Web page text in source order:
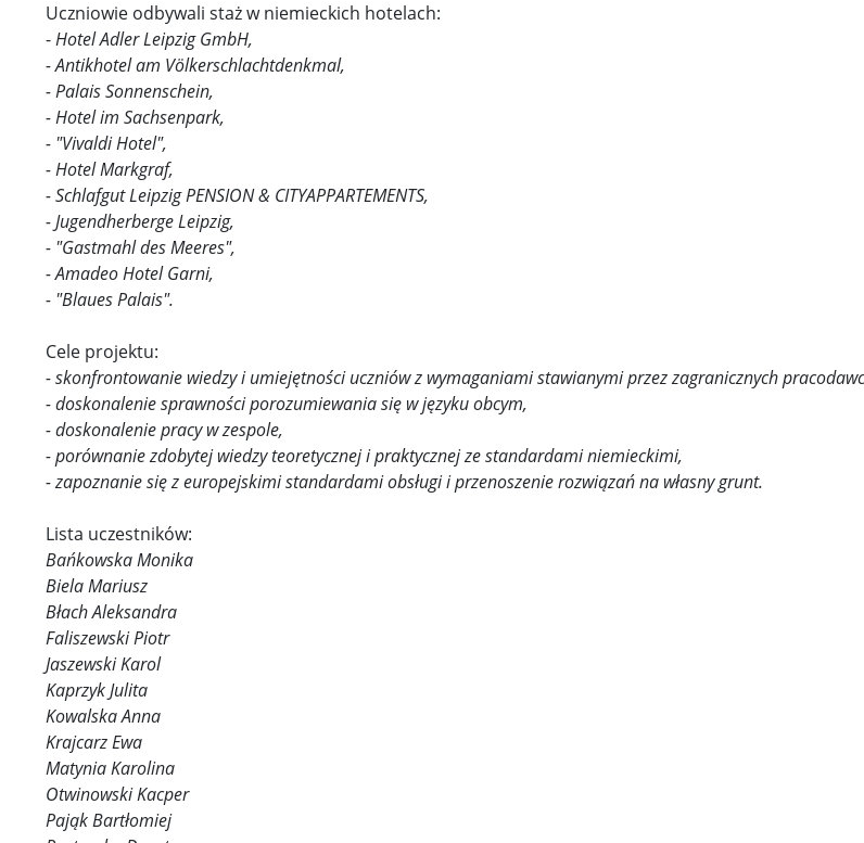
Uczniowie odbywali staż w niemieckich hotelach:
-Hotel Adler Leipzig GmbH,
- Antikhotel am Völkerschlachtdenkmal,
- Palais Sonnenschein,
- Hotel im Sachsenpark,
- "Vivaldi Hotel",
- Hotel Markgraf,
- Schlafgut Leipzig PENSION & CITYAPPARTEMENTS,
- Jugendherberge Leipzig,
- "Gastmahl des Meeres",
- Amadeo Hotel Garni,
- "Blaues Palais".
Cele projektu:
- skonfrontowanie wiedzy i umiejętności uczniów z wymaganiami stawianymi przez zagranicznych
- doskonalenie sprawności porozumiewania się w języku obcym,
- doskonalenie pracy w zespole,
- porównanie zdobytej wiedzy teoretycznej i praktycznej ze standardami niemieckimi,
- zapoznanie się z europejskimi standardami obsługi i przenoszenie rozwiązań na własny grunt.
Lista uczestników:
Bańkowska Monika
Biela Mariusz
Błach Aleksandra
Faliszewski Piotr
Jaszewski Karol
Kaprzyk Julita
Kowalska Anna
Krajcarz Ewa
Matynia Karolina
Otwinowski Kacper
Pająk Bartłomiej